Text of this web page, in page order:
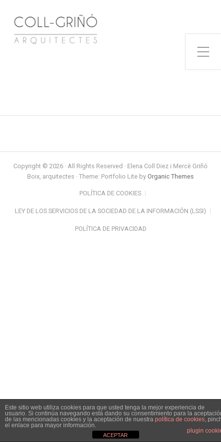
Toggle Side Menu
Copyright © 2026 · All Rights Reserved · Elena Coll Diez i Mercè Griñó
Boix, arquitectes · Theme: Portfolio Lite by Organic Themes
POLÍTICA DE COOKIES
LEY DE LOS SERVICIOS DE LA SOCIEDAD DE LA INFORMACIÓN (LSSI)
POLÍTICA DE PRIVACIDAD
Este sitio web utiliza cookies para que usted tenga la mejor experiencia de
usuario. Si continúa navegando está dando su consentimiento para la
de las mencionadas cookies y la aceptación de nuestra política de cookies,
el enlace para mayor información.
plugin
ACEPTAR